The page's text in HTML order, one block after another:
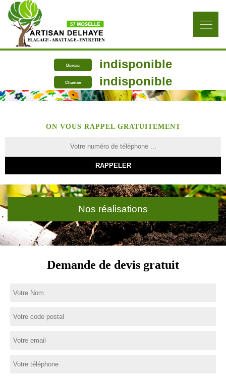
Bureau indisponible
Chantier indisponible
ON VOUS RAPPEL GRATUITEMENT
Nos réalisations
Demande de devis gratuit